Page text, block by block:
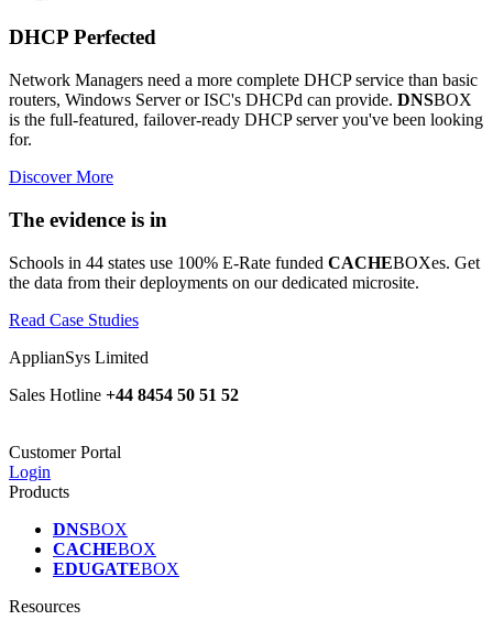
DHCP Perfected
Network Managers need a more complete DHCP service than basic
routers, Windows Server or ISC's DHCPd can provide. DNSBOX
is the full-featured, failover-ready DHCP server you've been looking
for.
Discover More
The evidence is in
Schools in 44 states use 100% E-Rate funded CACHEBOXes. Get
the data from their deployments on our dedicated microsite.
Read Case Studies
ApplianSys Limited
Sales Hotline +44 8454 50 51 52
Customer Portal
Login
Products
DNSBOX
CACHEBOX
EDUGATEBOX
Resources